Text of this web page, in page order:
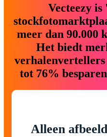
Vecteezy is
meer dan 90.000
Het biedt
verhalenvertellers
tot 76%
Alleen